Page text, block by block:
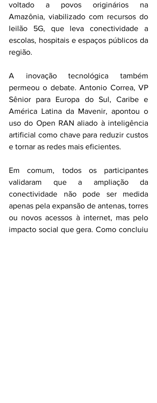
voltado a povos originários na
Amazônia, viabilizado com recursos do
leilão 5G, que leva conectividade a
escolas, hospitais e espaços públicos da
região.
A inovação tecnológica também
permeou o debate. Antonio Correa, VP
Sênior para Europa do Sul, Caribe e
América Latina da Mavenir, apontou o
uso do Open RAN aliado à inteligência
artificial como chave para reduzir custos
e tornar as redes mais eficientes.
Em comum, todos os participantes
validaram que a ampliação da
conectividade não pode ser medida
apenas pela expansão de antenas, torres
ou novos acessos à internet, mas pelo
impacto social que gera. Como concluiu